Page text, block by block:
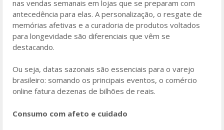
nas vendas semanais em lojas que se preparam com
antecedência para elas. A personalização, o resgate de
memórias afetivas e a curadoria de produtos voltados
para longevidade são diferenciais que vêm se
destacando.
Ou seja, datas sazonais são essenciais para o varejo
brasileiro: somando os principais eventos, o comércio
online fatura dezenas de bilhões de reais.
Consumo com afeto e cuidado